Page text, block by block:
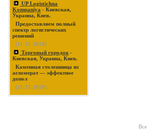
UP Logistichna
Kompaniya - Киевская,
Украина, Киев.
Предоставляем полный
спектр логистических
решений
(11-21-2019)
Торговый городок -
Киевская, Украина, Киев.
Каменная столешница из
агломерат — эффектное
допол
(11-21-2019)